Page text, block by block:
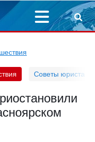
Советы юриста